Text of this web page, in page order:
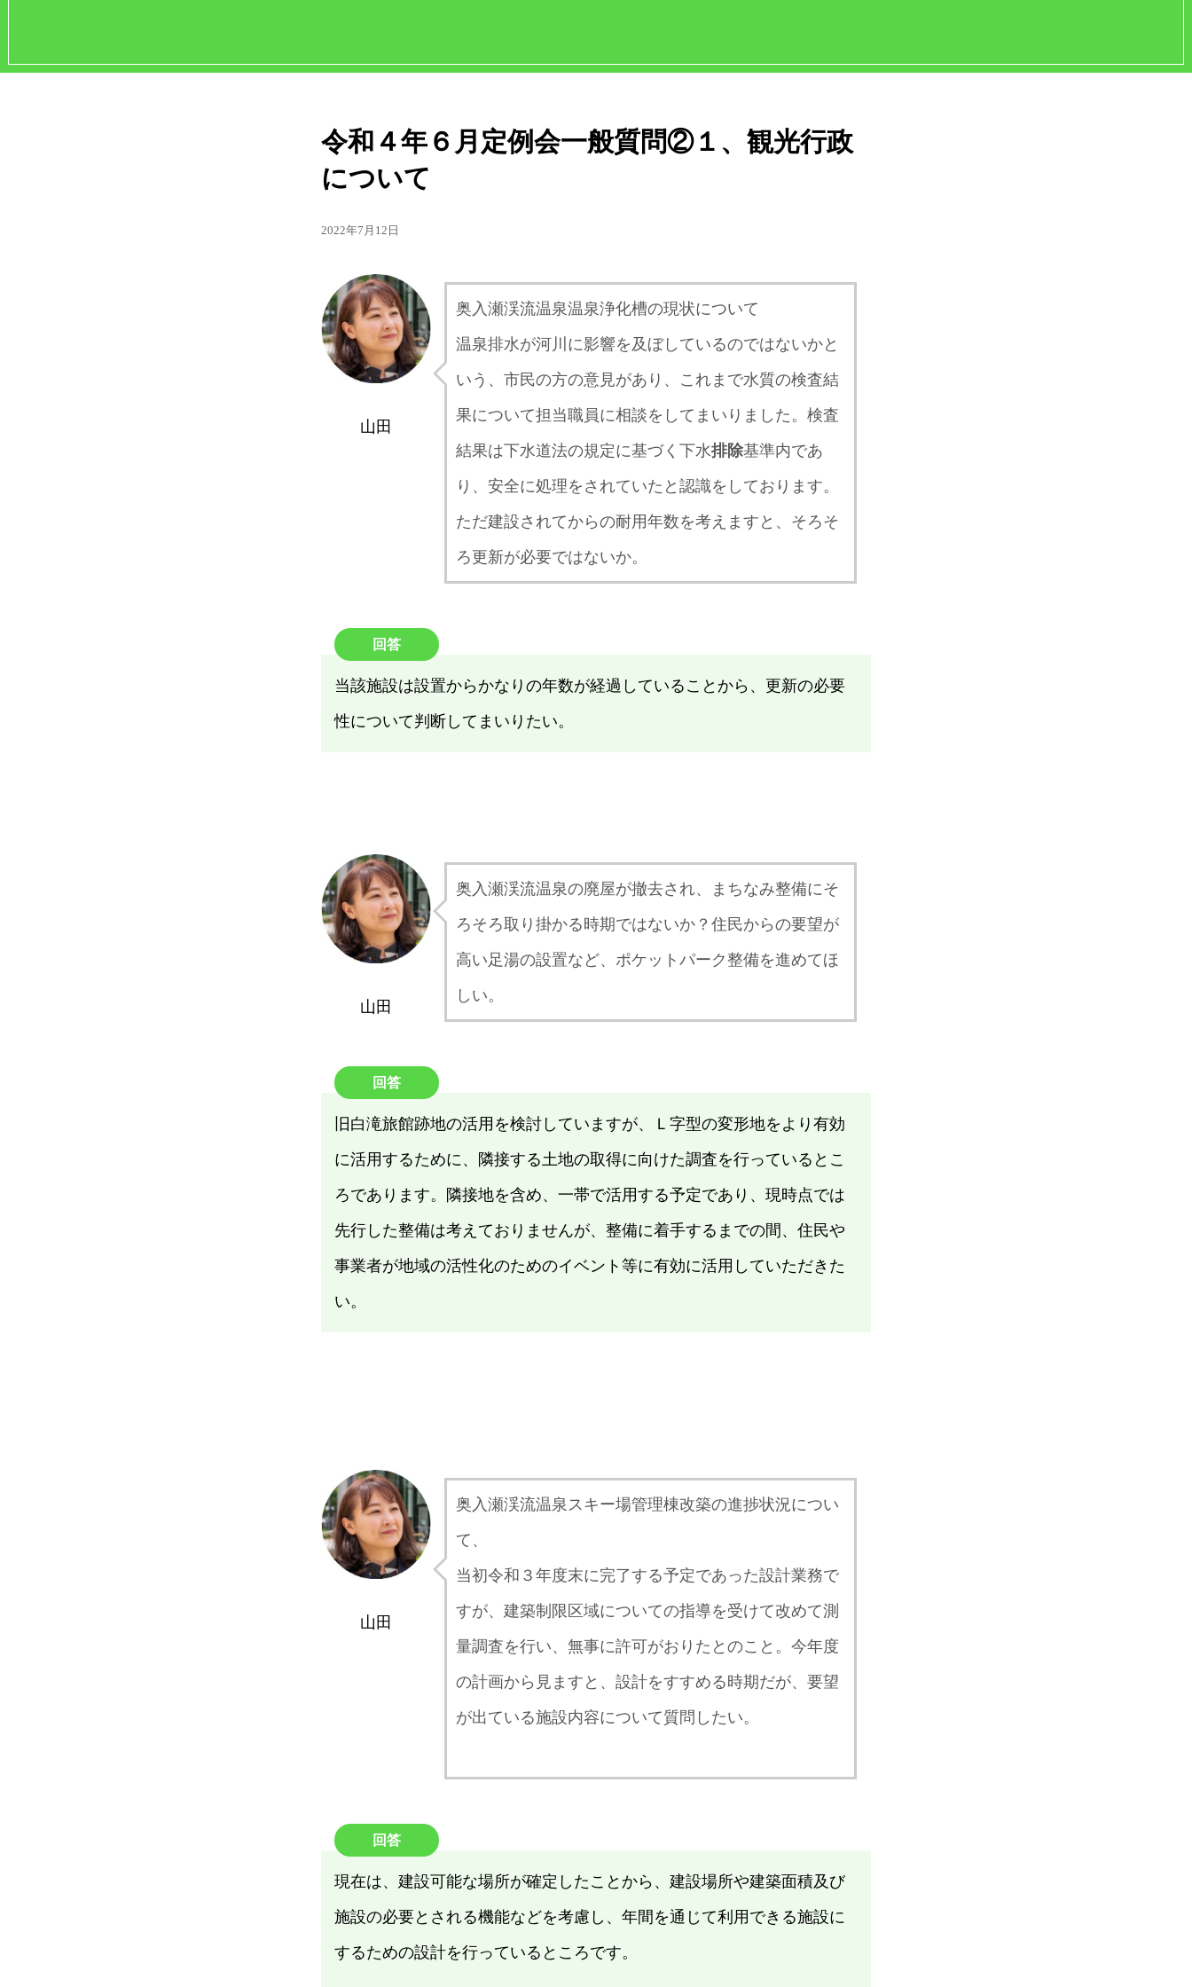
令和４年６月定例会一般質問②１、観光行政
について
2022年7月12日
山田
奥入瀬渓流温泉温泉浄化槽の現状について
温泉排水が河川に影響を及ぼしているのではないかと
いう、市民の方の意見があり、これまで水質の検査結
果について担当職員に相談をしてまいりました。検査
結果は下水道法の規定に基づく下水排除基準内であ
り、安全に処理をされていたと認識をしております。
ただ建設されてからの耐用年数を考えますと、そろそ
ろ更新が必要ではないか。
回答
当該施設は設置からかなりの年数が経過していることから、更新の必要
性について判断してまいりたい。
山田
奥入瀬渓流温泉の廃屋が撤去され、まちなみ整備にそ
ろそろ取り掛かる時期ではないか？住民からの要望が
高い足湯の設置など、ポケットパーク整備を進めてほ
しい。
回答
旧白滝旅館跡地の活用を検討していますが、Ｌ字型の変形地をより有効
に活用するために、隣接する土地の取得に向けた調査を行っているとこ
ろであります。隣接地を含め、一帯で活用する予定であり、現時点では
先行した整備は考えておりませんが、整備に着手するまでの間、住民や
事業者が地域の活性化のためのイベント等に有効に活用していただきた
い。
山田
奥入瀬渓流温泉スキー場管理棟改築の進捗状況につい
て、
当初令和３年度末に完了する予定であった設計業務で
すが、建築制限区域についての指導を受けて改めて測
量調査を行い、無事に許可がおりたとのこと。今年度
の計画から見ますと、設計をすすめる時期だが、要望
が出ている施設内容について質問したい。
回答
現在は、建設可能な場所が確定したことから、建設場所や建築面積及び
施設の必要とされる機能などを考慮し、年間を通じて利用できる施設に
するための設計を行っているところです。